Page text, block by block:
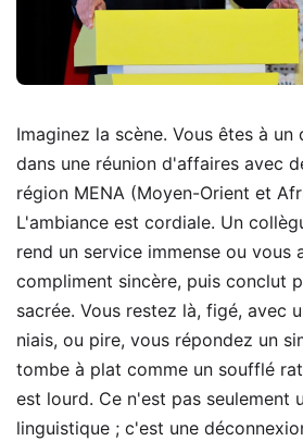
Imaginez la scène. Vous êtes à
dans une réunion d'affaires avec
région MENA (Moyen-Orient et
L'ambiance est cordiale. Un
rend un service immense ou vous
compliment sincère, puis conclut
sacrée. Vous restez là, figé, avec
niais, ou pire, vous répondez un
tombe à plat comme un soufflé
est lourd. Ce n'est pas seulement
linguistique ; c'est une